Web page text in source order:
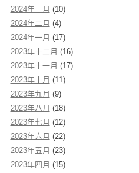
2024年三月 (10)
2024年二月 (4)
2024年一月 (17)
2023年十二月 (16)
2023年十一月 (17)
2023年十月 (11)
2023年九月 (9)
2023年八月 (18)
2023年七月 (12)
2023年六月 (22)
2023年五月 (23)
2023年四月 (15)